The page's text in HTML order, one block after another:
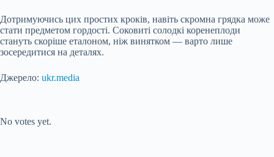
Дотримуючись цих простих кроків, навіть скромна грядка може
стати предметом гордості. Соковиті солодкі коренеплоди
стануть скоріше еталоном, ніж винятком — варто лише
зосередитися на деталях.
Джерело: ukr.media
No votes yet.